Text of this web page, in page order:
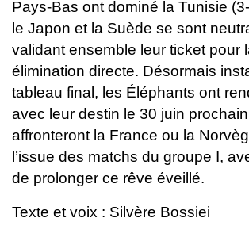
Pays-Bas ont dominé la Tunisie
le Japon et la Suède se sont
validant ensemble leur ticket pour
élimination directe. Désormais
tableau final, les Éléphants ont
avec leur destin le 30 juin
affronteront la France ou la
l’issue des matchs du groupe I,
de prolonger ce rêve éveillé.
Texte et voix : Silvère Bossiei